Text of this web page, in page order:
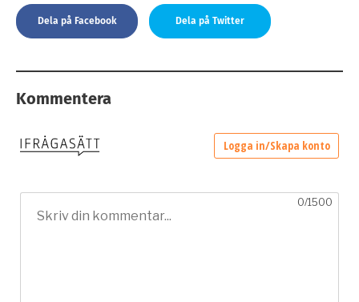
Dela på Facebook Dela på Twitter
Kommentera